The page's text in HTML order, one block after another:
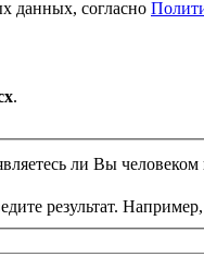
данных, согласно
.
ли Вы
результат.